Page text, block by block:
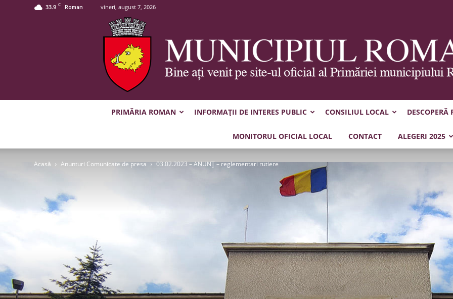
33.9 C Roman vineri, august 7, 2026
Municipiul
PRIMĂRIA ROMAN INFORMAȚII DE INTERES PUBLIC CONSILIUL LOCAL
MONITORUL OFICIAL LOCAL CONTACT ALEGERI 2025
Acasă Anunturi Comunicate de presa 03.02.2023 – ANUNȚ – reglementari rutiere